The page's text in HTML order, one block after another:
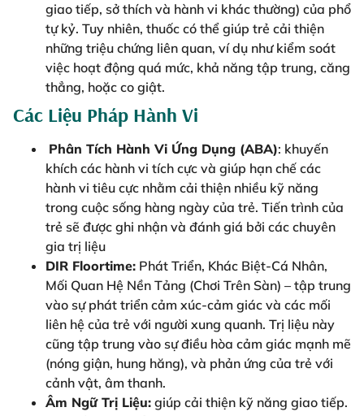
giao tiếp, sở thích và hành vi khác thường) của phổ
tự kỷ. Tuy nhiên, thuốc có thể giúp trẻ cải thiện
những triệu chứng liên quan, ví dụ như kiểm soát
việc hoạt động quá mức, khả năng tập trung, căng
thẳng, hoặc co giật.
Các Liệu Pháp Hành Vi
Phân Tích Hành Vi Ứng Dụng (ABA): khuyến
khích các hành vi tích cực và giúp hạn chế các
hành vi tiêu cực nhằm cải thiện nhiều kỹ năng
trong cuộc sống hàng ngày của trẻ. Tiến trình của
trẻ sẽ được ghi nhận và đánh giá bởi các chuyên
gia trị liệu
DIR Floortime: Phát Triển, Khác Biệt-Cá Nhân,
Mối Quan Hệ Nền Tảng (Chơi Trên Sàn) – tập trung
vào sự phát triển cảm xúc-cảm giác và các mối
liên hệ của trẻ với người xung quanh. Trị liệu này
cũng tập trung vào sự điều hòa cảm giác mạnh mẽ
(nóng giận, hung hăng), và phản ứng của trẻ với
cảnh vật, âm thanh.
Âm Ngữ Trị Liệu: giúp cải thiện kỹ năng giao tiếp.